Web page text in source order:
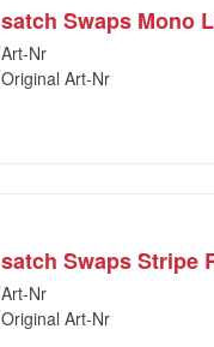
satch Swaps Mono
Art-Nr
Original Art-Nr
satch Swaps Stripe
Art-Nr
Original Art-Nr